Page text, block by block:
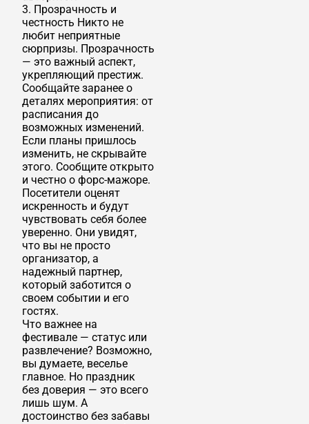
3. Прозрачность и
честность Никто не
любит неприятные
сюрпризы. Прозрачность
— это важный аспект,
укрепляющий престиж.
Сообщайте заранее о
деталях мероприятия: от
расписания до
возможных изменений.
Если планы пришлось
изменить, не скрывайте
этого. Сообщите открыто
и честно о форс-мажоре.
Посетители оценят
искренность и будут
чувствовать себя более
уверенно. Они увидят,
что вы не просто
организатор, а
надежный партнер,
который заботится о
своем событии и его
гостях.
Что важнее на
фестивале — статус или
развлечение? Возможно,
вы думаете, веселье
главное. Но праздник
без доверия — это всего
лишь шум. А
достоинство без забавы